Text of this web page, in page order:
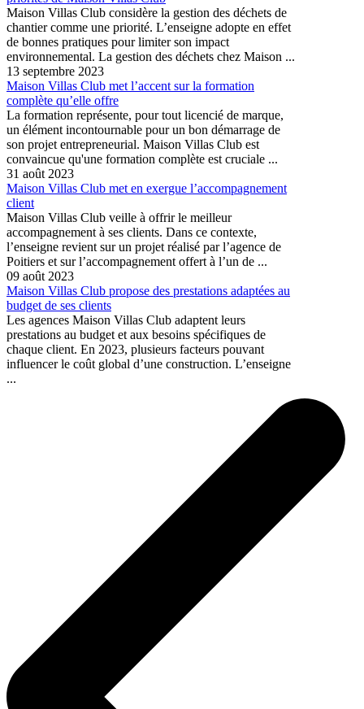
Maison Villas Club considère la gestion des déchets de
chantier comme une priorité. L’enseigne adopte en effet
de bonnes pratiques pour limiter son impact
environnemental. La gestion des déchets chez Maison ...
13 septembre 2023
Maison Villas Club met l’accent sur la formation
complète qu’elle offre
La formation représente, pour tout licencié de marque,
un élément incontournable pour un bon démarrage de
son projet entrepreneurial. Maison Villas Club est
convaincue qu'une formation complète est cruciale ...
31 août 2023
Maison Villas Club met en exergue l’accompagnement
client
Maison Villas Club veille à offrir le meilleur
accompagnement à ses clients. Dans ce contexte,
l’enseigne revient sur un projet réalisé par l’agence de
Poitiers et sur l’accompagnement offert à l’un de ...
09 août 2023
Maison Villas Club propose des prestations adaptées au
budget de ses clients
Les agences Maison Villas Club adaptent leurs
prestations au budget et aux besoins spécifiques de
chaque client. En 2023, plusieurs facteurs pouvant
influencer le coût global d’une construction. L’enseigne
...